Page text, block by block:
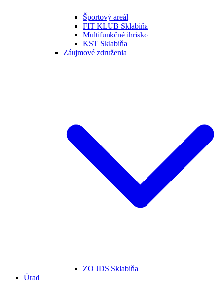
Športový areál
FIT KLUB Sklabiňa
Multifunkčné ihrisko
KST Sklabiňa
Záujmové združenia
ZO JDS Sklabiňa
Úrad